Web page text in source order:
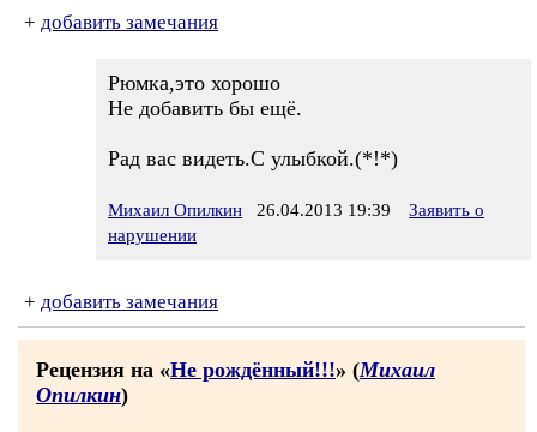
+ добавить замечания
Рюмка,это хорошо
Не добавить бы ещё.
Рад вас видеть.С улыбкой.(*!*)
Михаил Опилкин 26.04.2013 19:39
Заявить о
нарушении
+ добавить замечания
Рецензия на «Не рождённый!!!» (Михаил
Опилкин)